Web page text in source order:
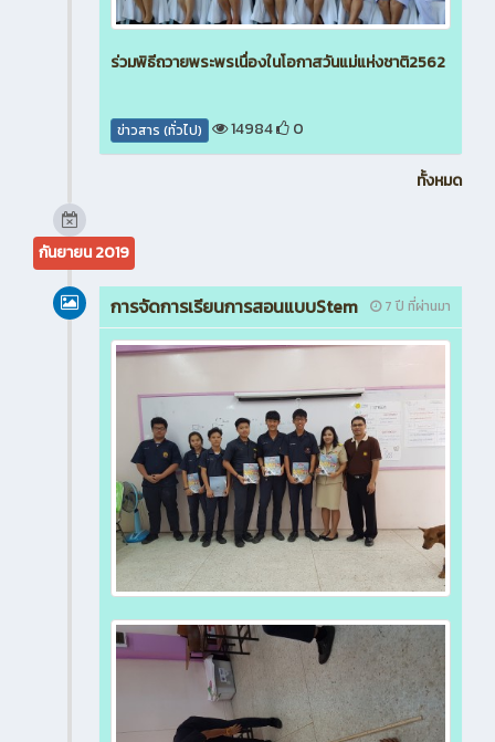
ร่วมพิธีถวายพระพรเนื่องในโอกาสวันแม่แห่งชาติ2562
ข่าวสาร (ทั่วไป) 14984 0
ทั้งหมด
กันยายน 2019
7 ปี ที่ผ่านมา
การจัดการเรียนการสอนแบบStem